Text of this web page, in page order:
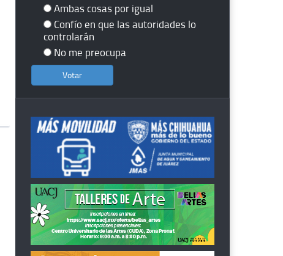
Ambas cosas por igual
Confío en que las autoridades lo
controlarán
No me preocupa